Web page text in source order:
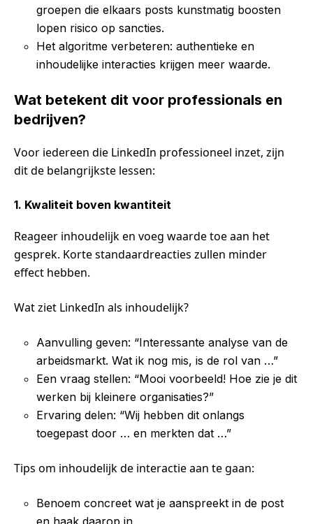
groepen die elkaars posts kunstmatig boosten
lopen risico op sancties.
Het algoritme verbeteren: authentieke en
inhoudelijke interacties krijgen meer waarde.
Wat betekent dit voor professionals en
bedrijven?
Voor iedereen die LinkedIn professioneel inzet, zijn
dit de belangrijkste lessen:
1. Kwaliteit boven kwantiteit
Reageer inhoudelijk en voeg waarde toe aan het
gesprek. Korte standaardreacties zullen minder
effect hebben.
Wat ziet LinkedIn als inhoudelijk?
Aanvulling geven: “Interessante analyse van de
arbeidsmarkt. Wat ik nog mis, is de rol van …”
Een vraag stellen: “Mooi voorbeeld! Hoe zie je dit
werken bij kleinere organisaties?”
Ervaring delen: “Wij hebben dit onlangs
toegepast door … en merkten dat …”
Tips om inhoudelijk de interactie aan te gaan:
Benoem concreet wat je aanspreekt in de post